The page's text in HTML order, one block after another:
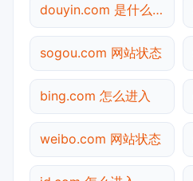
douyin.com 是什么网站
sogou.com 网站状态
bing.com 怎么进入
weibo.com 网站状态